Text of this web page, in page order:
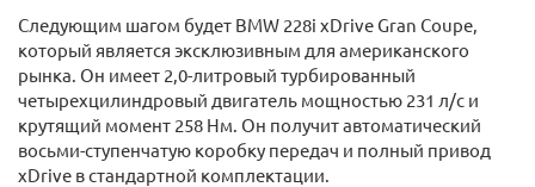
Следующим шагом будет BMW 228i xDrive Gran Coupe,
который является эксклюзивным для американского
рынка. Он имеет 2,0-литровый турбированный
четырехцилиндровый двигатель мощностью 231 л/с и
крутящий момент 258 Нм. Он получит автоматический
восьми-ступенчатую коробку передач и полный привод
xDrive в стандартной комплектации.